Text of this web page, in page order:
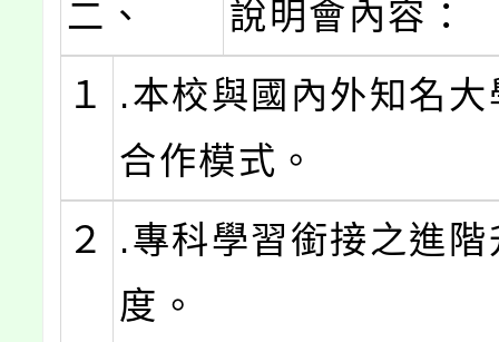
二、
說明會內容：
１
.本校與國內外知名
合作模式。
２
.專科學習銜接之進階
度。